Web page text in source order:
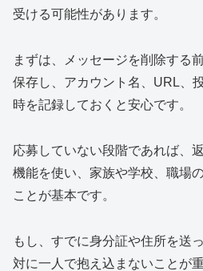
受ける可能性があります。
まずは、メッセージを削除する
保存し、アカウント名、URL、
時を記録しておくと安心です。
応募していない段階であれば、
機能を使い、家族や学校、職場
ことが基本です。
もし、すでに身分証や住所を送
対に一人で抱え込まないことが重